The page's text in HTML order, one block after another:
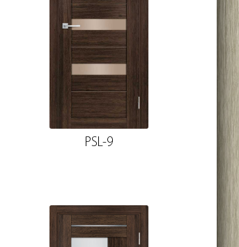
PSL-9